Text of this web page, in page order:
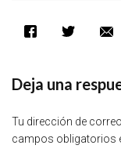
Deja una
Tu dirección de
campos obligatorios